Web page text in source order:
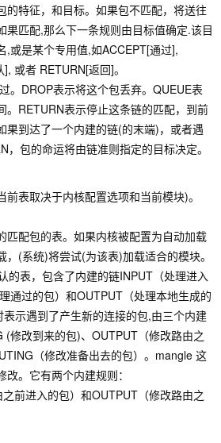
的特征，和目标。如果包不匹配，将送往
果匹配,那么下一条规则由目标值确定.该目
,或是某个专用值,如ACCEPT[通过],
或者 RETURN[返回]。
。DROP表示将这个包丢弃。QUEUE表
。RETURN表示停止这条链的匹配，到前
果到达了一个内建的链(的末端)，或者遇
，包的命运将由链准则指定的目标决定。
前表取决于内核配置选项和当前模块)。
匹配包的表。如果内核被配置为自动加载
(系统)将尝试(为该表)加载适合的模块。
的表，包含了内建的链INPUT（处理进入
通过的包）和OUTPUT（处理本地生成的
示遇到了产生新的连接的包,由三个内建
(修改到来的包)、OUTPUT（修改路由之
（修改准备出去的包）。mangle 这
。它有两个内建规则：
前进入的包）和OUTPUT（修改路由之